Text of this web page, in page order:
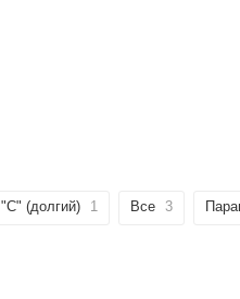
"C" (долгий) 1 Все 3